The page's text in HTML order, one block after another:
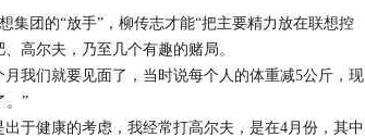
团的“放手”，柳传志才能“把主要精力放在联想控
高尔夫，乃至几个有趣的赌局。
们就要见面了，当时说每个人的体重减5公斤，现
。”
健康的考虑，我经常打高尔夫，是在4月份，其中